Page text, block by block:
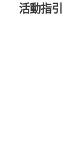
活動指引